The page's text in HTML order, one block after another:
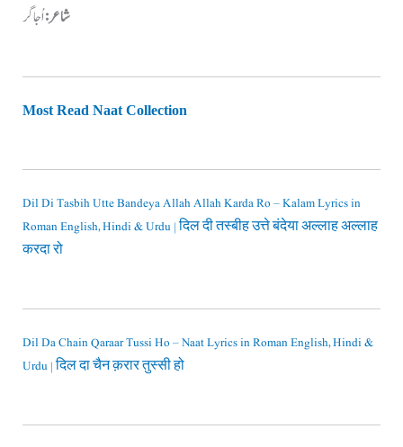
شاعر:اُجاگر
Most Read Naat Collection
Dil Di Tasbih Utte Bandeya Allah Allah Karda Ro – Kalam Lyrics in
Roman English, Hindi & Urdu | दिल दी तस्बीह उत्ते बंदेया अल्लाह अल्लाह
करदा रो
Dil Da Chain Qaraar Tussi Ho – Naat Lyrics in Roman English, Hindi &
Urdu | दिल दा चैन क़रार तुस्सी हो